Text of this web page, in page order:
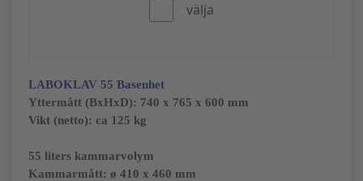
välja
LABOKLAV 55 Basenhet
Yttermått (BxHxD): 740 x 765 x 600 mm
Vikt (netto): ca 125 kg
55 liters kammarvolym
Kammarmått: ø 410 x 460 mm